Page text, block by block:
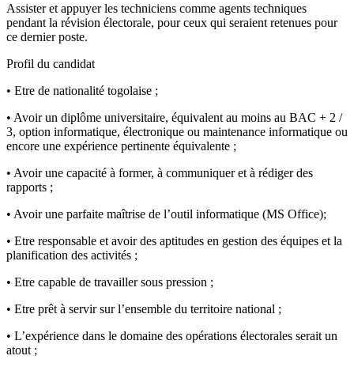
Assister et appuyer les techniciens comme agents techniques
pendant la révision électorale, pour ceux qui seraient retenues pour
ce dernier poste.
Profil du candidat
• Etre de nationalité togolaise ;
• Avoir un diplôme universitaire, équivalent au moins au BAC + 2 /
3, option informatique, électronique ou maintenance informatique ou
encore une expérience pertinente équivalente ;
• Avoir une capacité à former, à communiquer et à rédiger des
rapports ;
• Avoir une parfaite maîtrise de l’outil informatique (MS Office);
• Etre responsable et avoir des aptitudes en gestion des équipes et la
planification des activités ;
• Etre capable de travailler sous pression ;
• Etre prêt à servir sur l’ensemble du territoire national ;
• L’expérience dans le domaine des opérations électorales serait un
atout ;